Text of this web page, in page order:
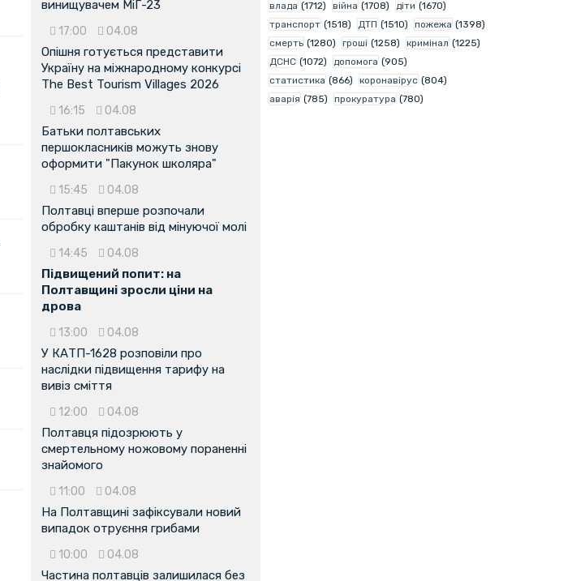
винищувачем МіГ-23
17:00 04.08
Опішня готується представити
Україну на міжнародному конкурсі
The Best Tourism Villages 2026
16:15 04.08
Батьки полтавських
першокласників можуть знову
оформити "Пакунок школяра"
15:45 04.08
Полтавці вперше розпочали
обробку каштанів від мінуючої молі
14:45 04.08
Підвищений попит: на
Полтавщині зросли ціни на
дрова
13:00 04.08
У КАТП-1628 розповіли про
наслідки підвищення тарифу на
вивіз сміття
12:00 04.08
Полтавця підозрюють у
смертельному ножовому пораненні
знайомого
11:00 04.08
На Полтавщині зафіксували новий
випадок отруєння грибами
10:00 04.08
Частина полтавців залишилася без
влада (1712) війна (1708) діти (1670)
транспорт (1518) ДТП (1510) пожежа (1398)
смерть (1280) гроші (1258) кримінал (1225)
ДСНС (1072) допомога (905)
статистика (866) коронавірус (804)
аварія (785) прокуратура (780)